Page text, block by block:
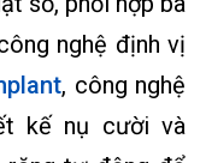
nghệ định vị
, công nghệ
kế nụ cười và